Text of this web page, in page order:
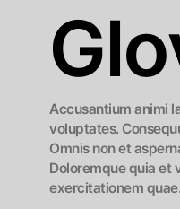
Accusantium animi
voluptates.
Omnis non et
Doloremque quia et
exercitationem